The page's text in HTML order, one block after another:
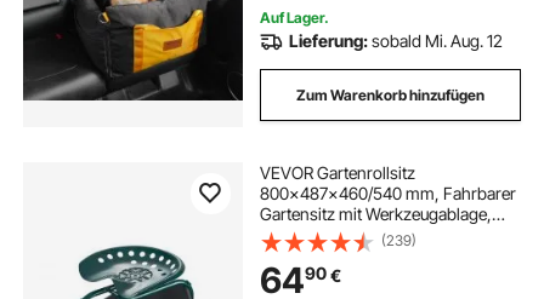
Auf Lager.
Lieferung:sobald Mi. Aug. 12
Zum Warenkorb hinzufügen
VEVOR Gartenrollsitz
800x487x460/540 mm, Fahrbarer
Gartensitz mit Werkzeugablage,
Tragkraft 136 kg, Gartenhocker für
den Außenbereich, Roller zum
Bepflanzen und Jäten von
(239)
6490€